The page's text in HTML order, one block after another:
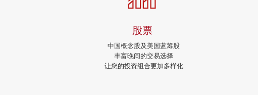
股票
中国概念股及美国蓝筹股
丰富晚间的交易选择
让您的投资组合更加多样化